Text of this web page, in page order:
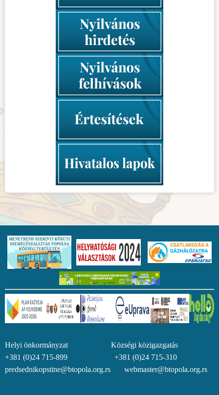
Helyi önkormányzat Községi közigazgatás
+381 (0)24 715-899 +381 (0)24 715-310
predsednikopstine@btopola.org.rs webmaster@btopola.org.rs